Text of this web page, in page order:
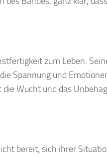
zum Leben.
Spannung und
Wucht und das
bereit, sich ihrer